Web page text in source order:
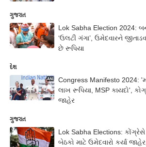
ગુજરાત
Lok Sabha Election 2024:
‘ઉલટી ગંગા’, ઉમેદવારને
છે રૂપિયા
દેશ
Congress Manifesto 2024:
લાખ રૂપિયા, MSP કાયદો',
જાહેર
ગુજરાત
Lok Sabha Elections:
બેઠકો માટે ઉમેદવારો કર્યા